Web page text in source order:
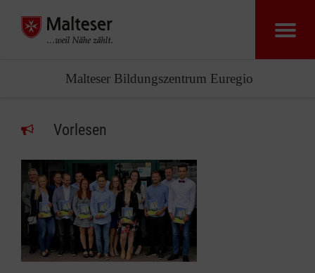
Malteser Bildungszentrum Euregio
Vorlesen